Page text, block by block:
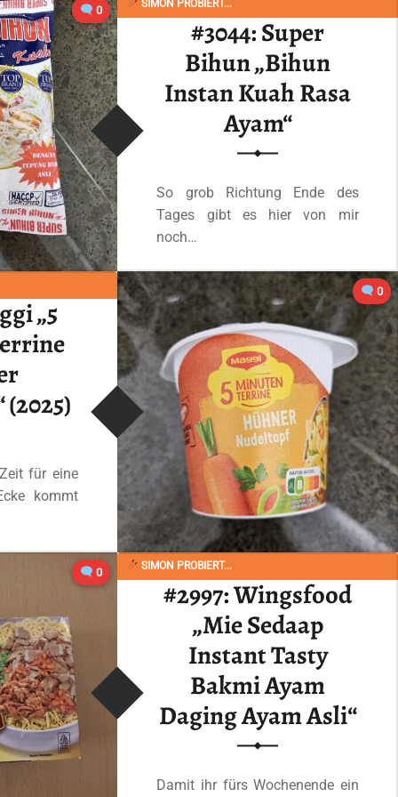
lesen“#3053: Nudo „Noodle Tavuk Cesnili Chicken Seasoning“ Cup”
… 0 SIMON PROBIERT...
#3044: Super
Bihun „Bihun
Instan Kuah Rasa
Ayam“
So grob Richtung Ende des
Tages gibt es hier von mir
noch…
Ganzes Review lesen“#3044: Super Bihun „Bihun Instan Kuah Rasa Ayam“”
… 0
„5
für eine
kommt
“#3012: Maggi „5 Minuten Terrine Hühner Nudeltopf“ (2025)” 0 SIMON PROBIERT...
#2997: Wingsfood
„Mie Sedaap
Instant Tasty
Bakmi Ayam
Daging Ayam Asli“
Damit ihr fürs Wochenende ein